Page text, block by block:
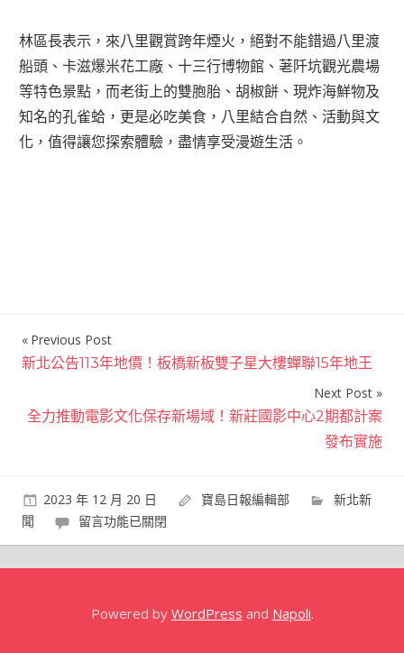
林區長表示，來八里觀賞跨年煙火，絕對不能錯過八里渡
船頭、卡滋爆米花工廠、十三行博物館、荖阡坑觀光農場
等特色景點，而老街上的雙胞胎、胡椒餅、現炸海鮮物及
知名的孔雀蛤，更是必吃美食，八里結合自然、活動與文
化，值得讓您探索體驗，盡情享受漫遊生活。
文
章
導
Previous Post
新北公告113年地價！板橋新板雙子星大樓蟬聯15年地王
Next Post
全力推動電影文化保存新場域！新莊國影中心2期都計案
發布實施
2023 年 12 月 20 日 寶島日報編輯部
新北新
聞
在
〈四
留言功能已關閉
Powered by WordPress and Napoli.